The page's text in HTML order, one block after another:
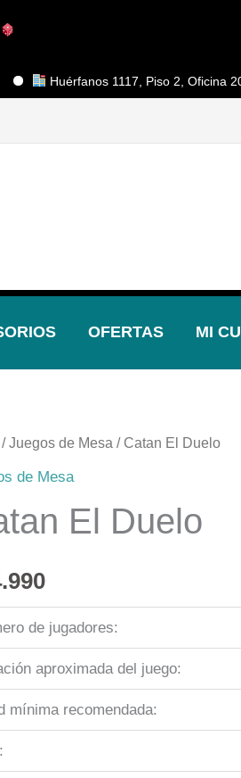
1117, Piso 2, Oficina 201,
OFERTAS MI
/Juegos de Mesa / Catan El Duelo
de Mesa
El Duelo
de jugadores:
aproximada del juego:
mínima recomendada: